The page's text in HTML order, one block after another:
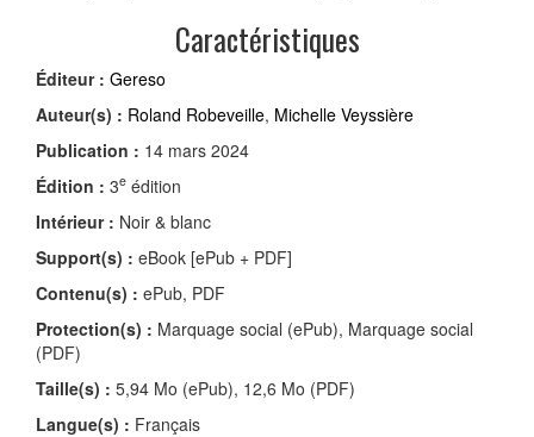
Caractéristiques
Éditeur : Gereso
Auteur(s) : Roland Robeveille, Michelle Veyssière
Publication : 14 mars 2024
Édition : 3e édition
Intérieur : Noir & blanc
Support(s) : eBook [ePub + PDF]
Contenu(s) : ePub, PDF
Protection(s) : Marquage social (ePub), Marquage social
(PDF)
Taille(s) : 5,94 Mo (ePub), 12,6 Mo (PDF)
Langue(s) : Français